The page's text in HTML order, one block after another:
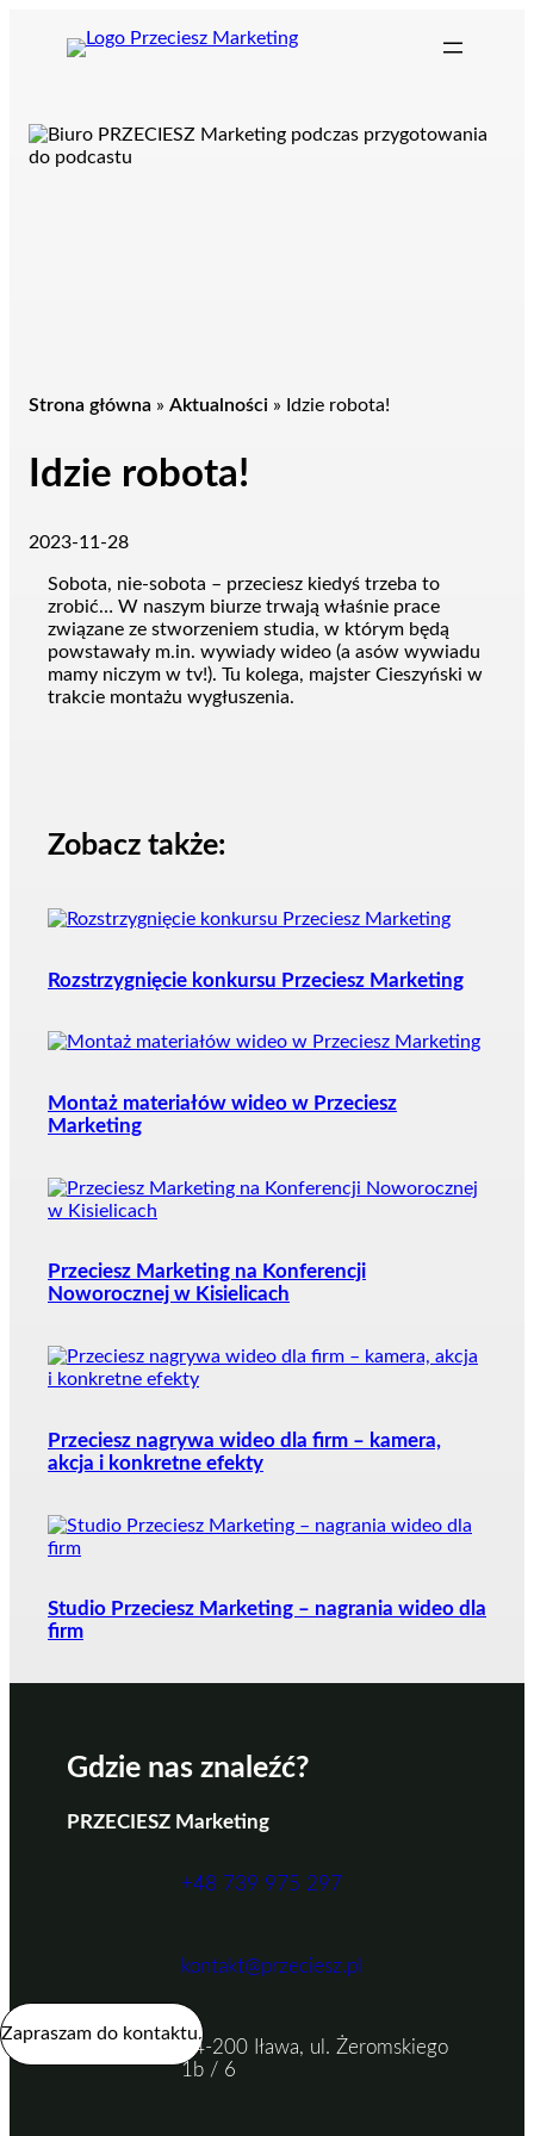
Strona główna » Aktualności » Idzie robota!
Idzie robota!
2023-11-28
Sobota, nie-sobota – przeciesz kiedyś trzeba to
zrobić… W naszym biurze trwają właśnie prace
związane ze stworzeniem studia, w którym będą
powstawały m.in. wywiady wideo (a asów wywiadu
mamy niczym w tv!). Tu kolega, majster Cieszyński w
trakcie montażu wygłuszenia.
Zobacz także:
Rozstrzygnięcie konkursu Przeciesz Marketing
Montaż materiałów wideo w Przeciesz
Marketing
Przeciesz Marketing na Konferencji
Noworocznej w Kisielicach
Przeciesz nagrywa wideo dla firm – kamera,
akcja i konkretne efekty
Studio Przeciesz Marketing – nagrania wideo dla
firm
Gdzie nas znaleźć?
PRZECIESZ Marketing
+48 739 975 297
kontakt@przeciesz.pl
14-200 Iława, ul. Żeromskiego
1b / 6
Zapraszam do kontaktu.